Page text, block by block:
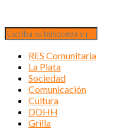
RES Comunitaria
La Plata
Sociedad
Comunicación
Cultura
DDHH
Grilla